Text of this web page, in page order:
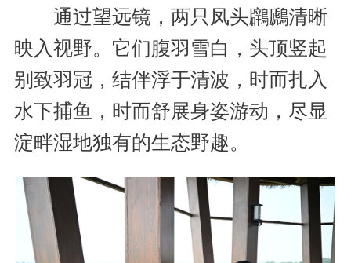
通过望远镜，两只凤头鸊鷉清晰
映入视野。它们腹羽雪白，头顶竖起
别致羽冠，结伴浮于清波，时而扎入
水下捕鱼，时而舒展身姿游动，尽显
淀畔湿地独有的生态野趣。